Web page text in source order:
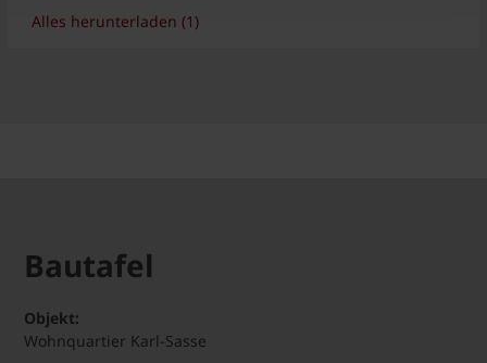
Alles herunterladen (1)
Bautafel
Objekt:
Wohnquartier Karl-Sasse